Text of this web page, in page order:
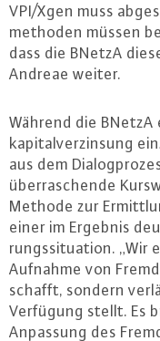
VPI/Xgen muss
me­tho­den müssen
dass die BNetzA
Andreae weiter.
Während die
ka­pi­tal­ver­zin­sung
aus dem
über­ra­schen­de
Methode zur
einer im Ergebnis
rungs­si­tua­ti­on. „Wir
Aufnahme von
schafft, sondern
Verfügung stellt. Es
Anpassung des